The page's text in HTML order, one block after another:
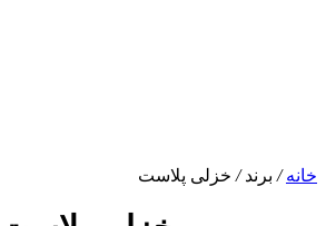
خانه/ برند/ خزلی پلاست